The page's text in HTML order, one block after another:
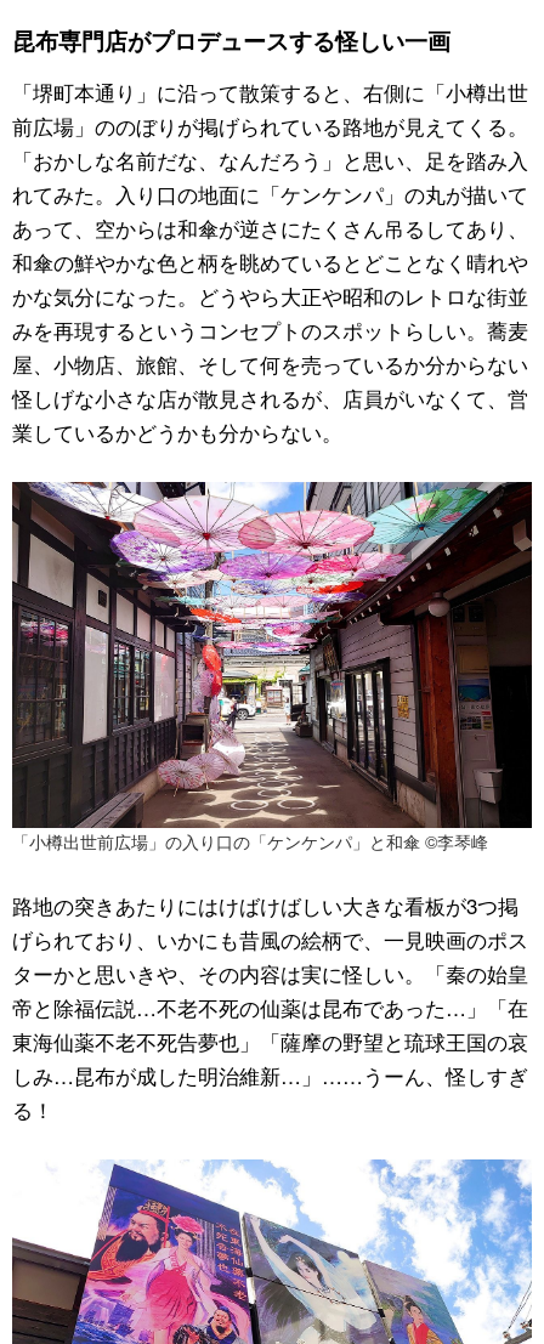
昆布専門店がプロデュースする怪しい一画
「堺町本通り」に沿って散策すると、右側に「小樽出世
前広場」ののぼりが掲げられている路地が見えてくる。
「おかしな名前だな、なんだろう」と思い、足を踏み入
れてみた。入り口の地面に「ケンケンパ」の丸が描いて
あって、空からは和傘が逆さにたくさん吊るしてあり、
和傘の鮮やかな色と柄を眺めているとどことなく晴れや
かな気分になった。どうやら大正や昭和のレトロな街並
みを再現するというコンセプトのスポットらしい。蕎麦
屋、小物店、旅館、そして何を売っているか分からない
怪しげな小さな店が散見されるが、店員がいなくて、営
業しているかどうかも分からない。
「小樽出世前広場」の入り口の「ケンケンパ」と和傘 ©李琴峰
路地の突きあたりにはけばけばしい大きな看板が3つ掲
げられており、いかにも昔風の絵柄で、一見映画のポス
ターかと思いきや、その内容は実に怪しい。「秦の始皇
帝と除福伝説…不老不死の仙薬は昆布であった…」「在
東海仙薬不老不死告夢也」「薩摩の野望と琉球王国の哀
しみ…昆布が成した明治維新…」……うーん、怪しすぎ
る！